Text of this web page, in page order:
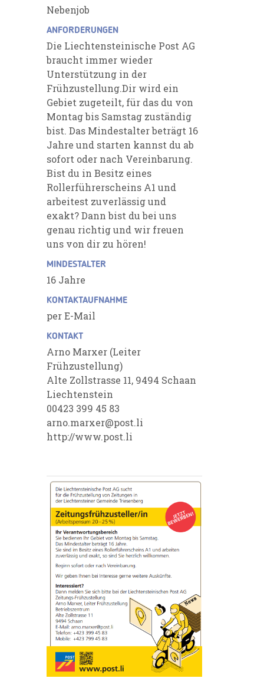
Nebenjob
ANFORDERUNGEN
Die Liechtensteinische Post AG
braucht immer wieder
Unterstützung in der
Frühzustellung.Dir wird ein
Gebiet zugeteilt, für das du von
Montag bis Samstag zuständig
bist. Das Mindestalter beträgt 16
Jahre und starten kannst du ab
sofort oder nach Vereinbarung.
Bist du in Besitz eines
Rollerführerscheins A1 und
arbeitest zuverlässig und
exakt? Dann bist du bei uns
genau richtig und wir freuen
uns von dir zu hören!
MINDESTALTER
16 Jahre
KONTAKTAUFNAHME
per E-Mail
KONTAKT
Arno Marxer (Leiter
Frühzustellung)
Alte Zollstrasse 11, 9494 Schaan
Liechtenstein
00423 399 45 83
arno.marxer@post.li
http://www.post.li